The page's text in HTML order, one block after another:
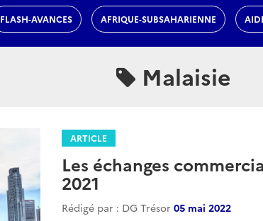
FLASH-AVANCES AFRIQUE-SUBSAHARIENNE
Malaisie
ARTICLE
Les échanges
2021
Rédigé par : DG Trésor 05 mai 2022